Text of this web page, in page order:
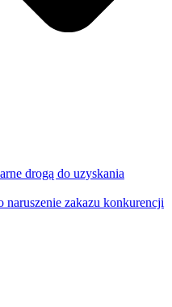
drogą do uzyskania
naruszenie zakazu konkurencji